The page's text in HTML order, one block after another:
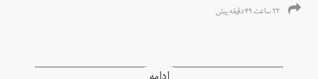
۲۲ ساعت ۴۹ دقیقه پیش